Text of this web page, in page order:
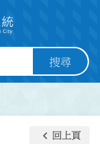
搜尋
keyboard_arrow_left 回上頁